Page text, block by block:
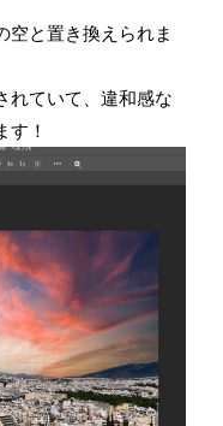
空と置き換えられま
れていて、違和感な
す！